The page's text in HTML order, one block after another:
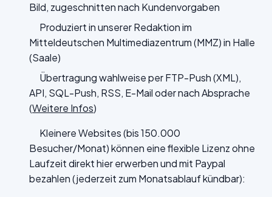
Bild, zugeschnitten nach Kundenvorgaben
Produziert in unserer Redaktion im
Mitteldeutschen Multimediazentrum (MMZ) in Halle
(Saale)
Übertragung wahlweise per FTP-Push (XML),
API, SQL-Push, RSS, E-Mail oder nach Absprache
(Weitere Infos)
Kleinere Websites (bis 150.000
Besucher/Monat) können eine flexible Lizenz ohne
Laufzeit direkt hier erwerben und mit Paypal
bezahlen (jederzeit zum Monatsablauf kündbar):